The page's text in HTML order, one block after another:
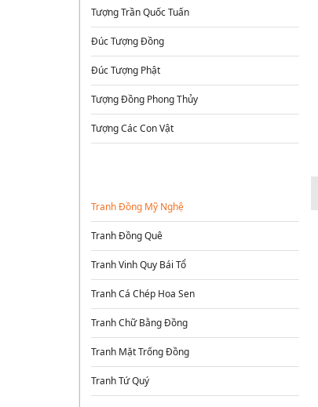
Tượng Trần Quốc Tuấn
Đúc Tượng Đồng
Đúc Tượng Phật
Tượng Đồng Phong Thủy
Tượng Các Con Vật
Tranh Đồng Mỹ Nghệ
Tranh Đồng Quê
Tranh Vinh Quy Bái Tổ
Tranh Cá Chép Hoa Sen
Tranh Chữ Bằng Đồng
Tranh Mặt Trống Đồng
Tranh Tứ Quý